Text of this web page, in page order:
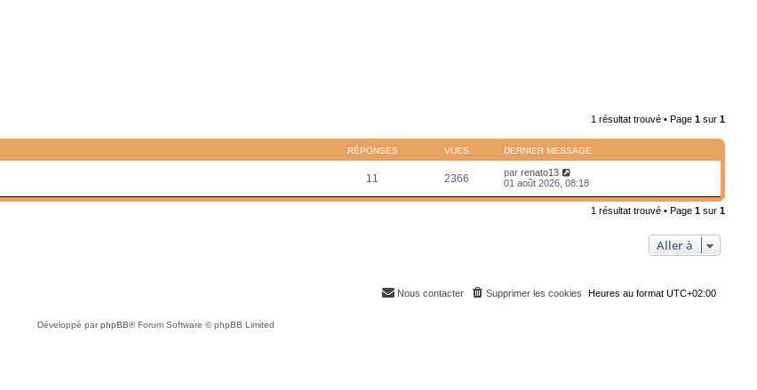
1 résultat trouvé • Page1 sur1
RÉPONSES VUES DERNIER MESSAGE
11 2366 parrenato13
01 août 2026, 08:18
1 résultat trouvé • Page1 sur1
Aller à
Heures au formatUTC+02:00
Supprimer les cookies
Nous contacter
Développé parphpBB® Forum Software © phpBB Limited